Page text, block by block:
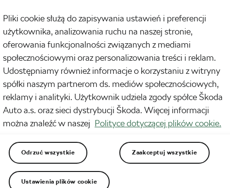
– co gwarantuje lepszy sen?
Pliki cookie służą do zapisywania ustawień i preferencji
użytkownika, analizowania ruchu na naszej stronie,
oferowania funkcjonalności związanych z mediami
społecznościowymi oraz personalizowania treści i reklam.
Udostępniamy również informacje o korzystaniu z witryny
spółki naszym partnerom ds. mediów społecznościowych,
reklamy i analityki. Użytkownik udziela zgody spółce Škoda
Auto a.s. oraz sieci dystrybucji Škoda. Więcej informacji
można znaleźć w naszej Polityce dotyczącej plików cookie.
Odrzuć wszystkie Zaakceptuj wszystkie
Ustawienia plików cookie